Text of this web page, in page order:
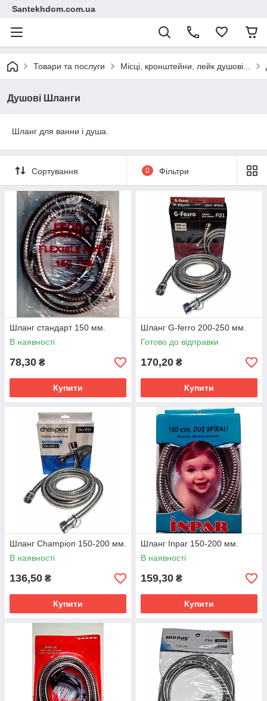
Santekhdom.com.ua
Товари та послуги Місці, кронштейни, лейк душові...
Душові Шланги
Шланг для ванни і душа.
Сортування 0 Фільтри
Шланг стандарт 150 мм.
В наявності
78,30 ₴
Купити
Шланг G-ferro 200-250 мм.
Готово до відправки
170,20 ₴
Купити
Шланг Champion 150-200 мм.
В наявності
136,50 ₴
Купити
Шланг Inpar 150-200 мм.
В наявності
159,30 ₴
Купити